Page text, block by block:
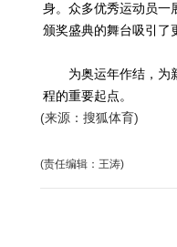
身。众多优秀运动员一
颁奖盛典的舞台吸引了
为奥运年作结，为新
程的重要起点。
(来源：搜狐体育)
(责任编辑：王涛)